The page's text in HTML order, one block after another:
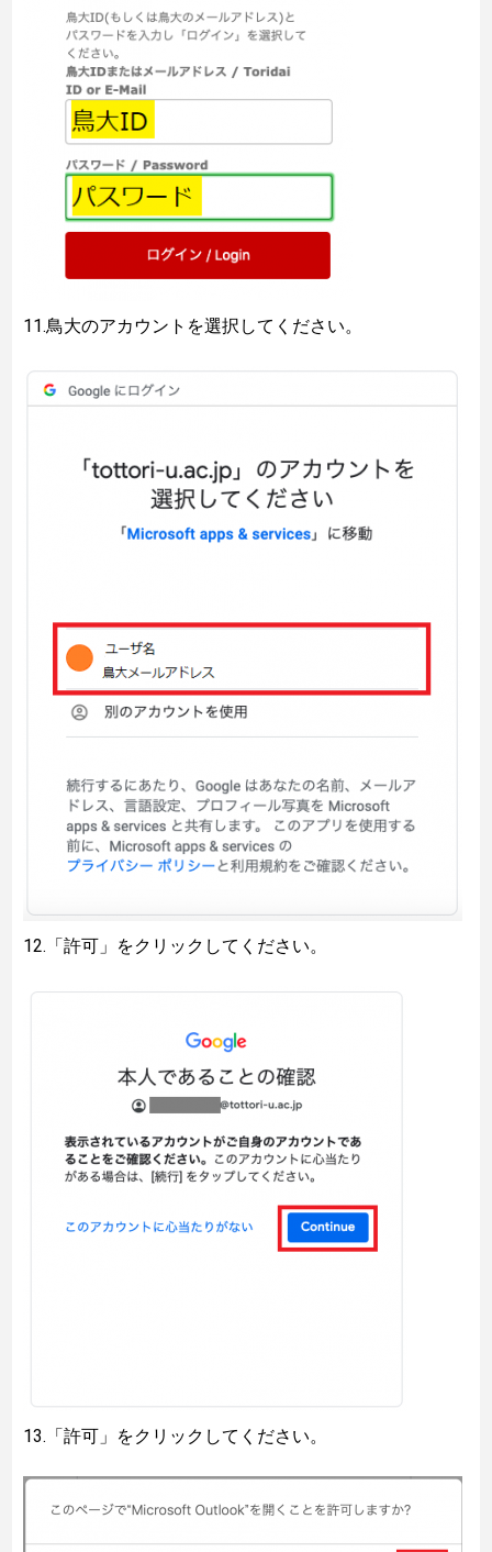
11.鳥大のアカウントを選択してください。
12.「許可」をクリックしてください。
13.「許可」をクリックしてください。